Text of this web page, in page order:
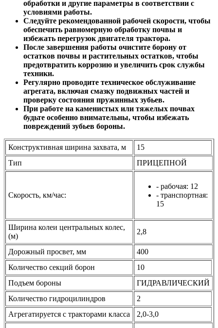
соединения бороны, а также настройте глубину
обработки и другие параметры в соответствии с
условиями работы.
Следуйте рекомендованной рабочей скорости, чтобы
обеспечить равномерную обработку почвы и
избежать перегрузок двигателя трактора.
После завершения работы очистите борону от
остатков почвы и растительных остатков, чтобы
предотвратить коррозию и увеличить срок службы
техники.
Регулярно проводите техническое обслуживание
агрегата, включая смазку подвижных частей и
проверку состояния пружинных зубьев.
При работе на каменистых или тяжелых почвах
будьте особенно внимательны, чтобы избежать
Конструктивная ширина захвата, м
15
Тип
ПРИЦЕПНОЙ
- рабочая: 12
- транспортная:
Ширина колеи центральных колес,
(м)
Дорожный просвет, мм
400
Количество секций борон
10
Подъем бороны
ГИДРАВЛИЧЕСКИЙ
Количество гидроцилиндров
2
Агрегатируется с тракторами класса
2,0-3,0